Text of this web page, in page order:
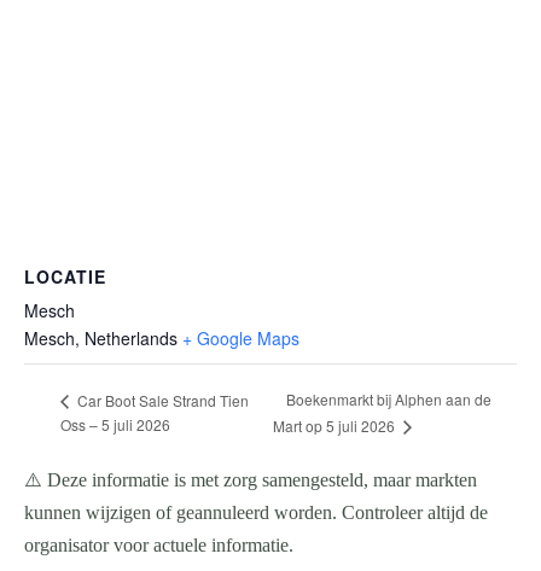
LOCATIE
Mesch
Mesch, Netherlands + Google Maps
Car Boot Sale Strand Tien
Oss – 5 juli 2026
Boekenmarkt bij Alphen aan de
Mart op 5 juli 2026
⚠️ Deze informatie is met zorg samengesteld, maar markten
kunnen wijzigen of geannuleerd worden. Controleer altijd de
organisator voor actuele informatie.